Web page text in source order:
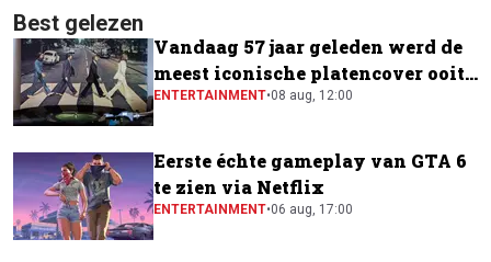
Best gelezen
Vandaag 57 jaar geleden werd de
meest iconische platencover ooit
gemaakt
ENTERTAINMENT•08 aug, 12:00
Eerste échte gameplay van GTA 6
te zien via Netflix
ENTERTAINMENT•06 aug, 17:00